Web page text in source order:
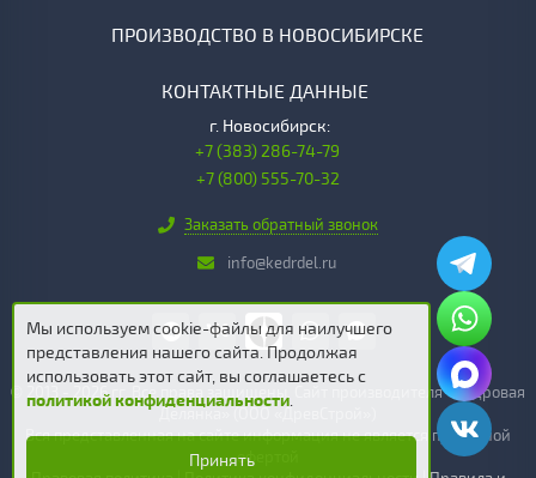
Мы используем cookie-файлы для наилучшего
представления нашего сайта. Продолжая
использовать этот сайт, вы соглашаетесь c
политикой конфиденциальности
Принять
ПРОИЗВОДСТВО В НОВОСИБИРСКЕ
КОНТАКТНЫЕ ДАННЫЕ
г. Новосибирск:
+7 (383) 286-74-79
+7 (800) 555-70-32
Заказать обратный звонок
info@kedrdel.ru
© 2013 - 2026 гг. Все права защищены. Сайт производителя «Кедровая
Делянка» (ООО «ДревСтрой»)
Вся представленная на сайте информация не является публичной
офертой